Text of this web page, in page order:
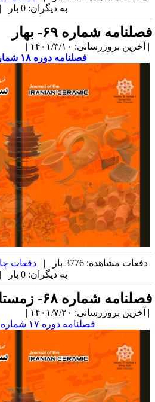
به دیگران: 0 بار |
شماره ۶۹- بهار
بروزرسانی: ۱۴۰۱/۳/۱۰ |
فصلنامه دوره ۱۸ شماره ۱-بهار
دفعات مشاهده: 3776 بار | دفعات چاپ:
به دیگران: 0 بار |
شماره ۶۸- زمستان
بروزرسانی: ۱۴۰۱/۷/۲۰ |
فصلنامه دوره ۱۷ شماره ۴-زمستان